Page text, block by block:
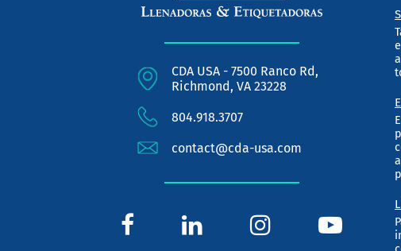
CDA USA - 7500 Ranco Rd,
Richmond, VA 23228
804.918.3707
contact@cda-usa.com